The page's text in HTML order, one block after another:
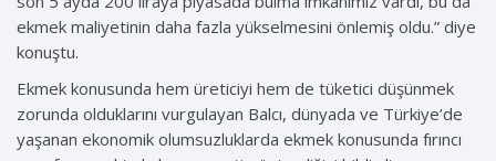
ekmek maliyetinin daha fazla yükselmesini önlemiş oldu.” diye
konuştu.
Ekmek konusunda hem üreticiyi hem de tüketici düşünmek
zorunda olduklarını vurgulayan Balcı, dünyada ve Türkiye’de
yaşanan ekonomik olumsuzluklarda ekmek konusunda fırıncı